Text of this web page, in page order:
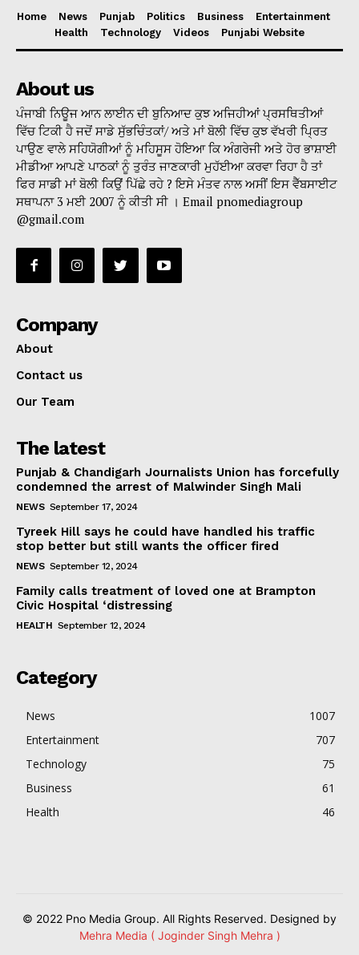
Home News Punjab Politics Business
Entertainment
Health
Technology Videos Punjabi Website
About us
ਪੰਜਾਬੀ ਨਿਊਜ ਆਨ ਲਾਈਨ ਦੀ ਬੁਨਿਆਦ ਕੁਝ ਅਜਿਹੀਆਂ ਪ੍ਰਸਥਿਤੀਆਂ
ਵਿੱਚ ਟਿਕੀ ਹੈ ਜਦੋਂ ਸਾਡੇ ਸੁੱਭਚਿੰਤਕਾਂ/ ਅਤੇ ਮਾਂ ਬੋਲੀ ਵਿੱਚ ਕੁਝ ਵੱਖਰੀ ਪ੍ਰਿਤ
ਪਾਉਣ ਵਾਲੇ ਸਹਿਯੋਗੀਆਂ ਨੂੰ ਮਹਿਸੂਸ ਹੋਇਆ ਕਿ ਅੰਗਰੇਜੀ ਅਤੇ ਹੋਰ ਭਾਸ਼ਾਈ
ਮੀਡੀਆ ਆਪਣੇ ਪਾਠਕਾਂ ਨੂੰ ਤੁਰੰਤ ਜਾਣਕਾਰੀ ਮੁਹੱਈਆ ਕਰਵਾ ਰਿਹਾ ਹੈ ਤਾਂ
ਫਿਰ ਸਾਡੀ ਮਾਂ ਬੋਲੀ ਕਿਉਂ ਪਿੱਛੇ ਰਹੇ ? ਇਸੇ ਮੰਤਵ ਨਾਲ ਅਸੀਂ ਇਸ ਵੈੱਬਸਾਈਟ
ਸਥਾਪਨਾ 3 ਮਈ 2007 ਨੂੰ ਕੀਤੀ ਸੀ । Email pnomediagroup
@gmail.com
Company
About
Contact us
Our Team
The latest
Punjab & Chandigarh Journalists Union has forcefully
condemned the arrest of Malwinder Singh Mali
NEWS September 17, 2024
Tyreek Hill says he could have handled his traffic
stop better but still wants the officer fired
NEWS September 12, 2024
Family calls treatment of loved one at Brampton
Civic Hospital ‘distressing
HEALTH September 12, 2024
Category
News
1007
Entertainment
707
Technology
75
Business
61
Health
46
© 2022 Pno Media Group. All Rights Reserved. Designed by
Mehra Media ( Joginder Singh Mehra )